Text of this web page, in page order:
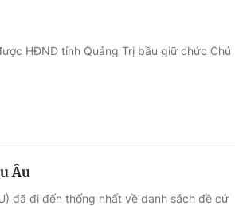
HĐND tỉnh Quảng Trị bầu giữ chức Chủ
Âu
đã đi đến thống nhất về danh sách đề cử